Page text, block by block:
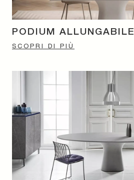
PODIUM ALLUNGABILE
SCOPRI DI PIÙ